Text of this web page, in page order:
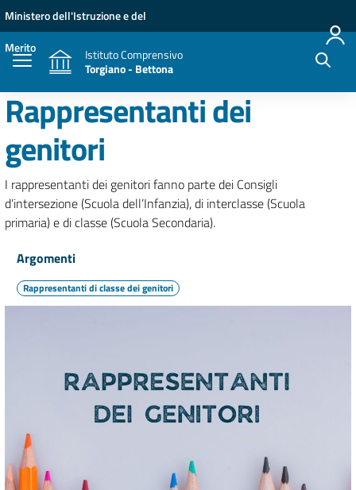
Vai ai contenuti
Vai al menu di navigazione
Vai al footer
Ministero dell'Istruzione e del
Merito
Istituto Comprensivo
Torgiano - Bettona
Rappresentanti dei
genitori
I rappresentanti dei genitori fanno parte dei Consigli
d’intersezione (Scuola dell’Infanzia), di interclasse (Scuola
primaria) e di classe (Scuola Secondaria).
Argomenti
Rappresentanti di classe dei genitori